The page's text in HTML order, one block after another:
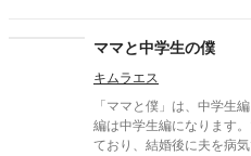
ママと中学生の僕
キムラエス
「ママと僕」は、中学生
編は中学生編になります
ており、結婚後に夫を病